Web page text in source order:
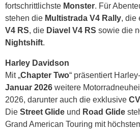
fortschrittlichste Monster. Für
stehen die Multistrada V4 Rally, die
V4 RS, die Diavel V4 RS sowie die
Nightshift.
Harley Davidson
Mit „Chapter Two“ präsentiert
Januar 2026 weitere
2026, darunter auch die exklusive
Die Street Glide und Road Glide
Grand American Touring mit